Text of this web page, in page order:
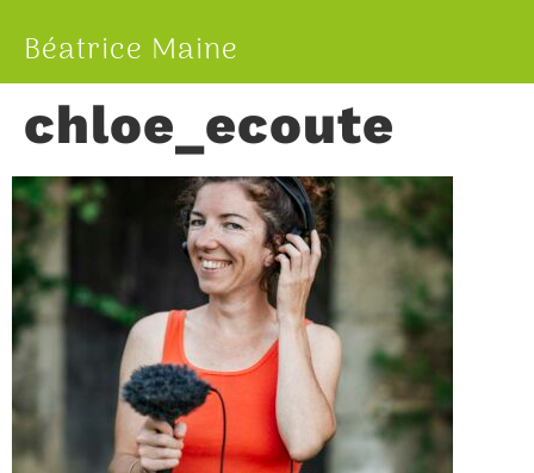
Béatrice Maine
chloe_ecoute